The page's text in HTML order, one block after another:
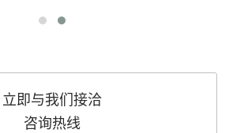
立即与我们接洽
咨询热线